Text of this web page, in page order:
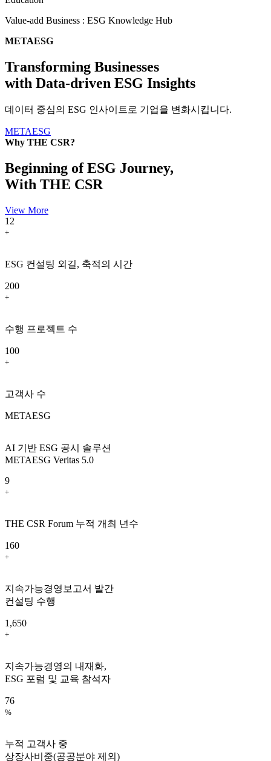
Value-add Business : ESG Knowledge Hub
METAESG
Transforming Businesses
with Data-driven ESG Insights
데이터 중심의 ESG 인사이트로 기업을 변화시킵니다.
METAESG
Why THE CSR?
Beginning of ESG Journey,
With THE CSR
View More
12
+
ESG 컨설팅 외길, 축적의 시간
200
+
수행 프로젝트 수
100
+
고객사 수
METAESG
AI 기반 ESG 공시 솔루션
METAESG Veritas 5.0
9
+
THE CSR Forum 누적 개최 년수
160
+
지속가능경영보고서 발간
컨설팅 수행
1,650
+
지속가능경영의 내재화,
ESG 포럼 및 교육 참석자
76
%
누적 고객사 중
상장사비중(공공분야 제외)